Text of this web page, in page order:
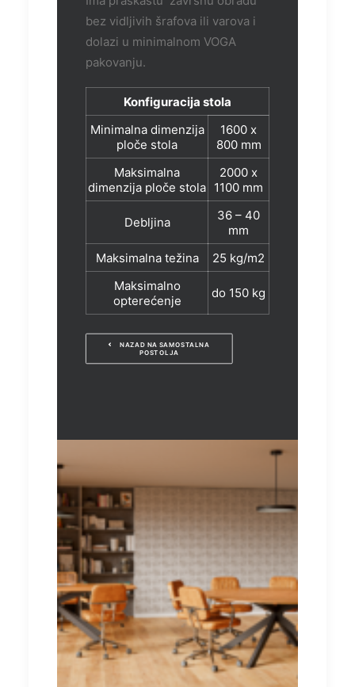
bez vidljivih šrafova ili varova i
dolazi u minimalnom VOGA
pakovanju.
Konfiguracija stola
Minimalna dimenzija
ploče stola
1600 x
800 mm
Maksimalna
dimenzija ploče stola
2000 x
1100 mm
Debljina
36 – 40
mm
Maksimalna težina
25 kg/m2
Maksimalno
opterećenje
do 150 kg
NAZAD NA SAMOSTALNA
POSTOLJA